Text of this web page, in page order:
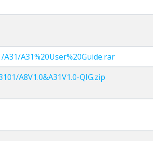
A31%20User%20Guide.rar
A8V1.0&A31V1.0-QIG.zip